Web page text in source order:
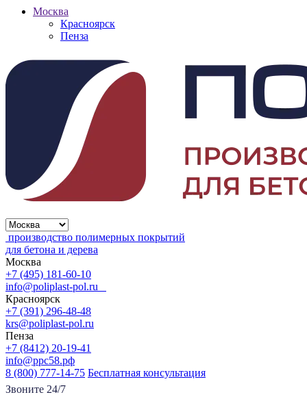
Москва
Красноярск
Пенза
производство полимерных покрытий
для бетона и дерева
Москва
+7 (495) 181-60-10
info@poliplast-pol.ru
Красноярск
+7 (391) 296-48-48
krs@poliplast-pol.ru
Пенза
+7 (8412) 20-19-41
info@ррс58.рф
8 (800) 777-14-75 Бесплатная консультация
Звоните 24/7